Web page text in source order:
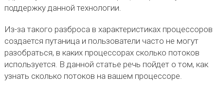
поддержку данной технологии.
Из-за такого разброса в характеристиках процессоров
создается путаница и пользователи часто не могут
разобраться, в каких процессорах сколько потоков
используется. В данной статье речь пойдет о том, как
узнать сколько потоков на вашем процессоре.